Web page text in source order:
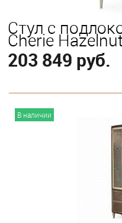
Стул с
Cherie
203 849 руб.
В наличии